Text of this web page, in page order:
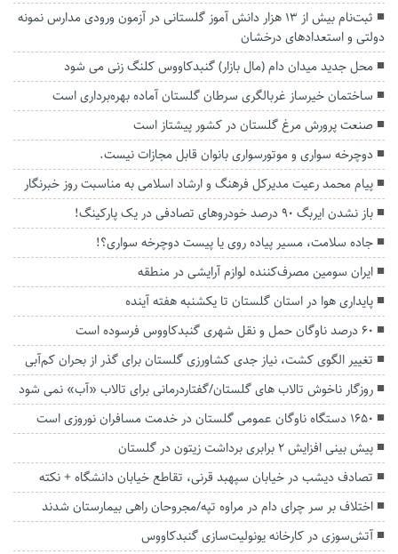
ثبت‌نام بیش از ۱۳ هزار دانش آموز گلستانی در آزمون ورودی مدارس نمونه
دولتی و استعداد‌های درخشان
محل جدید میدان دام (مال بازار) گنبدکاووس کلنگ زنی می شود
ساختمان خیرساز غربالگری سرطان گلستان آماده بهره‌برداری است
صنعت پرورش مرغ گلستان در کشور پیشتاز است
دوچرخه سواری و موتورسواری بانوان قابل مجازات نیست.
پیام محمد رعیت مدیرکل فرهنگ و ارشاد اسلامی به مناسبت روز خبرنگار
باز نشدن ایربگ ۹۰ درصد خودروهای تصادفی در یک پارکینگ!
جاده سلامت، مسیر پیاده روی یا پیست دوچرخه سواری؟!
ایران سومین مصرف‌کننده لوازم آرایشی در منطقه
پایداری هوا در استان گلستان تا یکشنبه هفته آینده
۶۰ درصد ناوگان حمل و نقل شهری گنبدکاووس فرسوده است
تغییر الگوی کشت، نیاز جدی کشاورزی گلستان برای گذر از بحران کم‌آبی
روزگار ناخوش تالاب های گلستان/گفتاردرمانی برای تالاب «آب» نمی شود
۱۶۵۰ دستگاه ناوگان عمومی گلستان در خدمت مسافران نوروزی است
پیش بینی افزایش ۲ برابری برداشت زیتون در گلستان
تصادف دیشب در خیابان سپهبد قرنی، تقاطع خیابان دانشگاه + نکته
اختلاف بر سر چرای دام در مراوه تپه/مجروحان راهی بیمارستان شدند
آتش‌سوزی در کارخانه یونولیت‌سازی گنبدکاووس